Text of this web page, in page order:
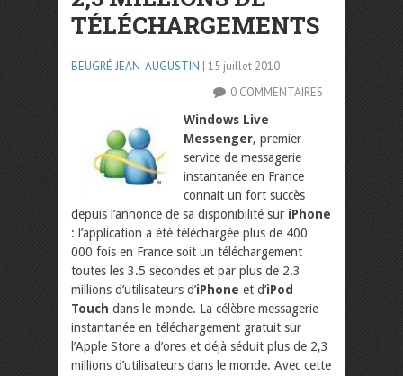
TÉLÉCHARGEMENTS
BEUGRÉ JEAN-AUGUSTIN | 15 juillet 2010
0 COMMENTAIRES
Windows Live
Messenger, premier
service de messagerie
instantanée en France
connait un fort succès
depuis l’annonce de sa disponibilité sur iPhone
: l’application a été téléchargée plus de 400
000 fois en France soit un téléchargement
toutes les 3.5 secondes et par plus de 2.3
millions d’utilisateurs d’iPhone et d’iPod
Touch dans le monde. La célèbre messagerie
instantanée en téléchargement gratuit sur
l’Apple Store a d’ores et déjà séduit plus de 2,3
millions d’utilisateurs dans le monde. Avec cette